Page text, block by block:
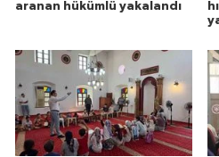
aranan hükümlü yakalandı